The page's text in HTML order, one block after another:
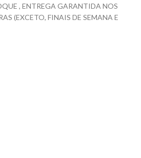
, ENTREGA GARANTIDA NOS
(EXCETO, FINAIS DE SEMANA E